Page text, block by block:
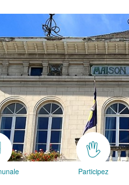
Participez